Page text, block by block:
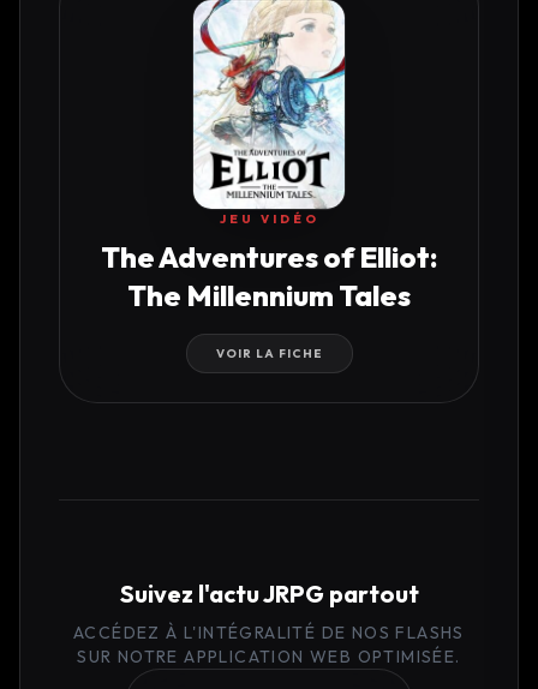
JEU VIDÉO
The Adventures of Elliot:
The Millennium Tales
VOIR LA FICHE
Suivez l'actu JRPG partout
ACCÉDEZ À L'INTÉGRALITÉ DE NOS FLASHS
SUR NOTRE APPLICATION WEB OPTIMISÉE.